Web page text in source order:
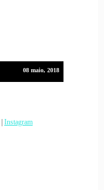
08 maio, 2018
Instagram